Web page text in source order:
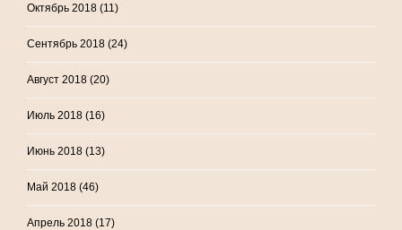
Октябрь 2018 (11)
Сентябрь 2018 (24)
Август 2018 (20)
Июль 2018 (16)
Июнь 2018 (13)
Май 2018 (46)
Апрель 2018 (17)